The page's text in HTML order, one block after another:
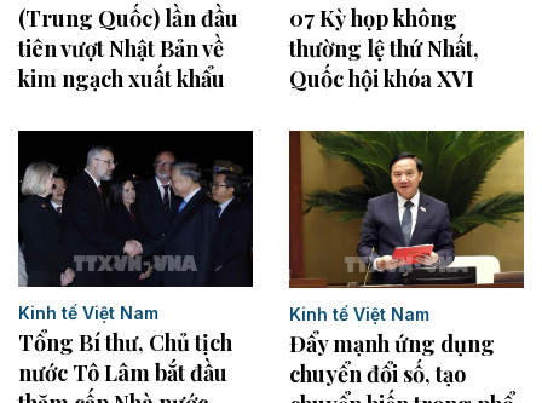
(Trung Quốc) lần đầu
tiên vượt Nhật Bản về
kim ngạch xuất khẩu
07 Kỳ họp không
thường lệ thứ Nhất,
Quốc hội khóa XVI
Kinh tế Việt Nam
Tổng Bí thư, Chủ tịch
nước Tô Lâm bắt đầu
Kinh tế Việt Nam
Đẩy mạnh ứng dụng
chuyển đổi số, tạo